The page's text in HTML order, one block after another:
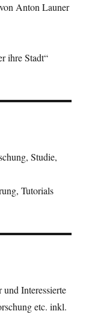
Anton Launer
ihre Stadt“
Studie,
Tutorials
Interessierte
etc. inkl.